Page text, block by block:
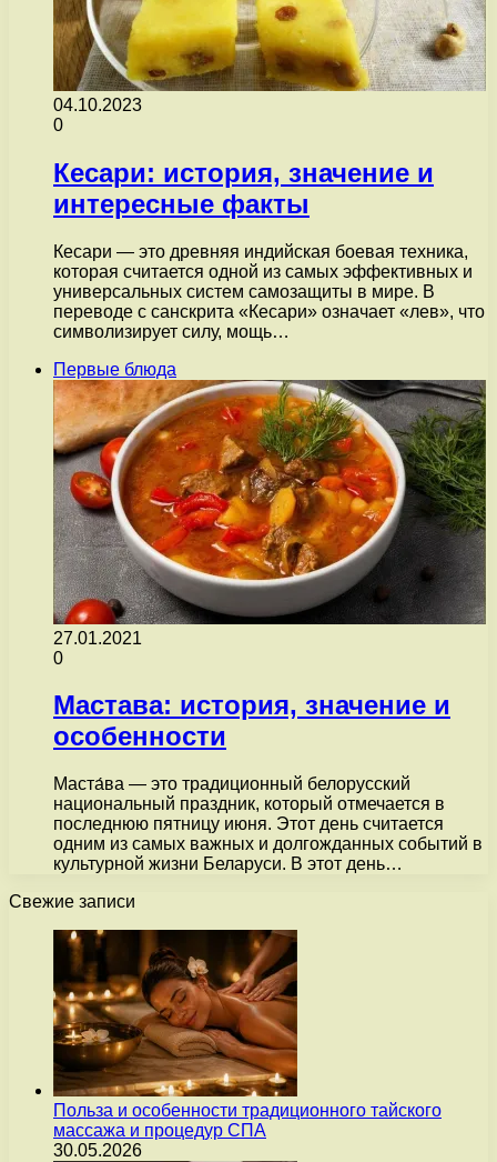
04.10.2023
0
Кесари: история, значение и
интересные факты
Кесари — это древняя индийская боевая техника,
которая считается одной из самых эффективных и
универсальных систем самозащиты в мире. В
переводе с санскрита «Кесари» означает «лев», что
символизирует силу, мощь…
Первые блюда
27.01.2021
0
Мастава: история, значение и
особенности
Маста́ва — это традиционный белорусский
национальный праздник, который отмечается в
последнюю пятницу июня. Этот день считается
одним из самых важных и долгожданных событий в
культурной жизни Беларуси. В этот день…
Свежие записи
Польза и особенности традиционного тайского
массажа и процедур СПА
30.05.2026